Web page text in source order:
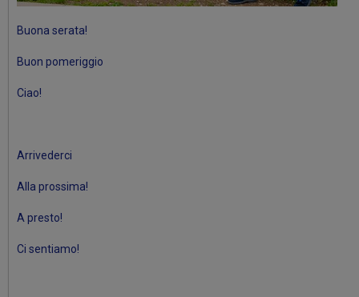
Buona serata!
Buon pomeriggio
Ciao!
Arrivederci
Alla prossima!
A presto!
Ci sentiamo!